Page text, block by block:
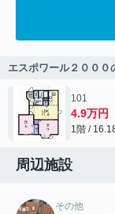
エスポワール２０００
101
4.9万円
1階 /
周辺施設
その他